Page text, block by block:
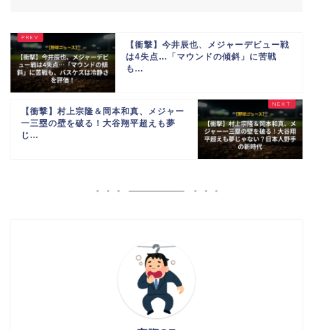
【衝撃】今井辰也、メジャーデビュー戦
は4失点…「マウンドの傾斜」に苦戦
も...
【衝撃】村上宗隆＆岡本和真、メジャー
一三塁の壁を破る！大谷翔平超えも夢
じ...